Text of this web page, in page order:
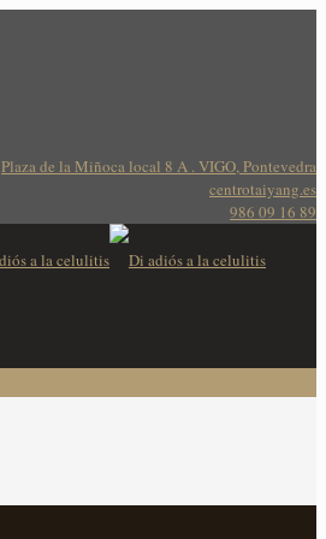
Plaza de la Miñoca local 8 A . VIGO, Pontevedra
centrotaiyang.es
986 09 16 89